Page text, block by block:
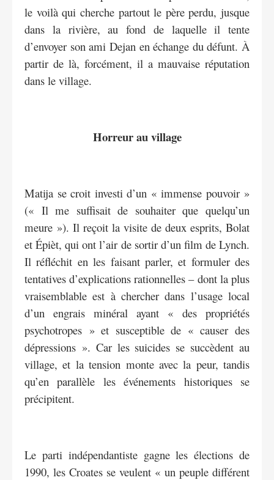
le voilà qui cherche partout le père perdu, jusque
dans la rivière, au fond de laquelle il tente
d’envoyer son ami Dejan en échange du défunt. À
partir de là, forcément, il a mauvaise réputation
dans le village.
Horreur au village
Matija se croit investi d’un « immense pouvoir »
(« Il me suffisait de souhaiter que quelqu’un
meure »). Il reçoit la visite de deux esprits, Bolat
et Épièt, qui ont l’air de sortir d’un film de Lynch.
Il réfléchit en les faisant parler, et formuler des
tentatives d’explications rationnelles – dont la plus
vraisemblable est à chercher dans l’usage local
d’un engrais minéral ayant « des propriétés
psychotropes » et susceptible de « causer des
dépressions ». Car les suicides se succèdent au
village, et la tension monte avec la peur, tandis
qu’en parallèle les événements historiques se
précipitent.
Le parti indépendantiste gagne les élections de
1990, les Croates se veulent « un peuple différent